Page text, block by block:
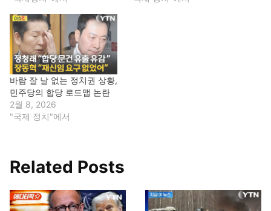
바람 잘 날 없는 정치권 상황,
민주당의 합당 로드맵 논란
2월 8, 2026
"국제 정치"에서
Related Posts